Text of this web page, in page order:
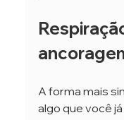
A forma mais
algo que você